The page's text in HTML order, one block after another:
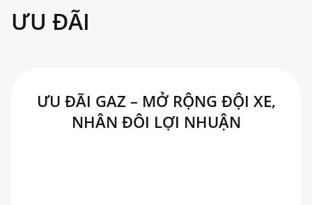
ƯU ĐÃI
ƯU ĐÃI GAZ – MỞ RỘNG ĐỘI XE,
NHÂN ĐÔI LỢI NHUẬN